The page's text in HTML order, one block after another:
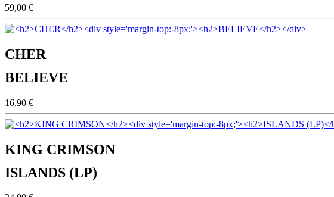
59,00 €
CHER
BELIEVE
16,90 €
KING CRIMSON
ISLANDS (LP)